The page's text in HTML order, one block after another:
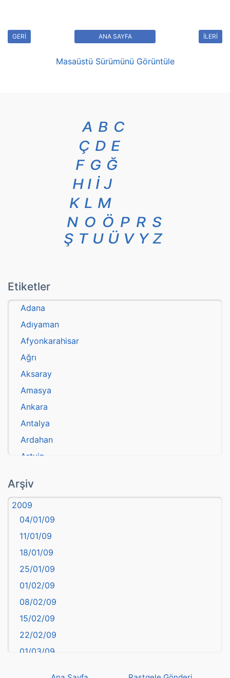
GERİ İLERİ
ANA SAYFA
Masaüstü Sürümünü Görüntüle
A B C
Ç D E
F G Ğ
H I İ J
K L M
N O Ö P R S
Ş T U Ü V Y Z
Etiketler
Adana
Adıyaman
Afyonkarahisar
Ağrı
Aksaray
Amasya
Ankara
Antalya
Ardahan
Artvin
Aydın
Balıkesir
Bartın
başkentler
Batman
Bayburt
Bilecik
Bingöl
Bitlis
Bolu
Burdur
Arşiv
2009
04/01/09
11/01/09
18/01/09
25/01/09
01/02/09
08/02/09
15/02/09
22/02/09
01/03/09